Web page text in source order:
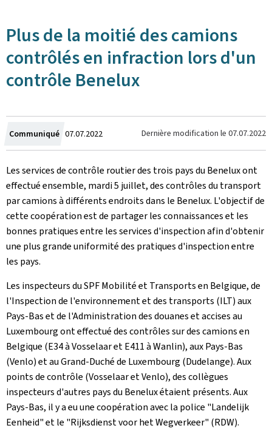
Plus de la moitié des camions
contrôlés en infraction lors d'un
contrôle Benelux
Communiqué Crée
le
07.07.2022 Dernière modification le 07.07.2022
Les services de contrôle routier des trois pays du Benelux ont
effectué ensemble, mardi 5 juillet, des contrôles du transport
par camions à différents endroits dans le Benelux. L'objectif de
cette coopération est de partager les connaissances et les
bonnes pratiques entre les services d'inspection afin d'obtenir
une plus grande uniformité des pratiques d'inspection entre
les pays.
Les inspecteurs du SPF Mobilité et Transports en Belgique, de
l'Inspection de l'environnement et des transports (ILT) aux
Pays-Bas et de l'Administration des douanes et accises au
Luxembourg ont effectué des contrôles sur des camions en
Belgique (E34 à Vosselaar et E411 à Wanlin), aux Pays-Bas
(Venlo) et au Grand-Duché de Luxembourg (Dudelange). Aux
points de contrôle (Vosselaar et Venlo), des collègues
inspecteurs d'autres pays du Benelux étaient présents. Aux
Pays-Bas, il y a eu une coopération avec la police "Landelijk
Eenheid" et le "Rijksdienst voor het Wegverkeer" (RDW).